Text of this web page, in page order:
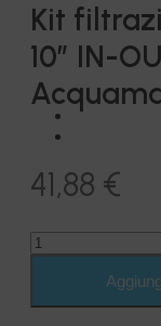
Kit
10″ IN-
41,88 €
Kit
filtrazione
pezzi